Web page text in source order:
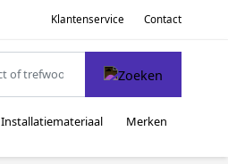
Klantenservice Contact
Installatiemateriaal Merken